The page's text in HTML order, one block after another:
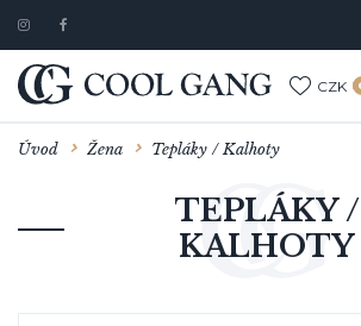
CZK
Úvod Žena Tepláky / Kalhoty
TEPLÁKY /
KALHOTY